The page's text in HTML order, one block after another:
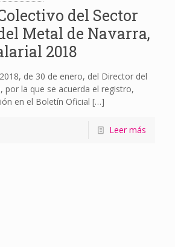
del Sector
Metal de Navarra,
2018
de 30 de enero, del Director del
por la que se acuerda el registro,
en el Boletín Oficial […]
Leer más